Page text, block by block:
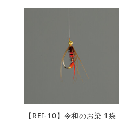
【REI-10】令和のお染 1袋